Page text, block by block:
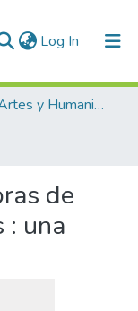
Log In (current)
Escuela de Artes y Humanidades
de
: una